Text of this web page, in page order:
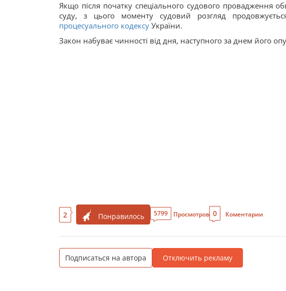
Якщо після початку спеціального судового провадження
суду, з цього моменту судовий розгляд
процесуального кодексу України.
Закон набуває чинності від дня, наступного за днем його
2 Понравилось 5799 Просмотров 0 Коментарии
Подписаться на автора Отключить рекламу